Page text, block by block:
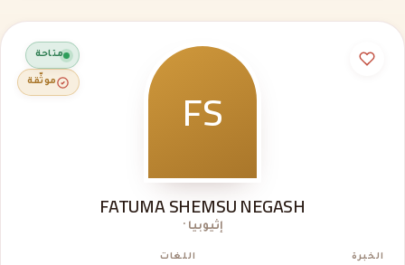
متاحة
موثّقة FS
FATUMA SHEMSU NEGASH
إثيوبيا ·
الخبرة اللغات